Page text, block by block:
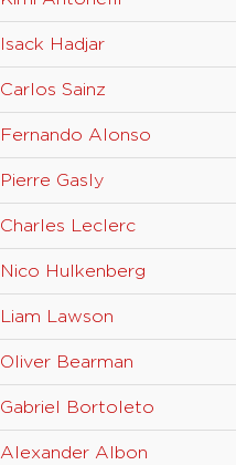
Isack Hadjar
Carlos Sainz
Fernando Alonso
Pierre Gasly
Charles Leclerc
Nico Hulkenberg
Liam Lawson
Oliver Bearman
Gabriel Bortoleto
Alexander Albon